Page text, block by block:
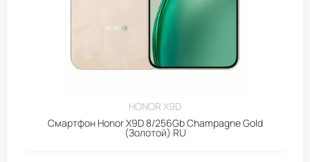
HONOR X9D
Смартфон Honor X9D 8/256Gb Champagne Gold
(Золотой) RU